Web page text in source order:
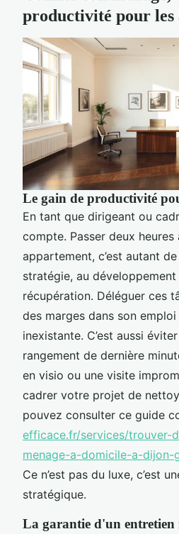
productivité pour les
Le gain de productivité
En tant que dirigeant ou
compte. Passer deux
appartement, c’est autant
stratégie, au
récupération. Déléguer ces
des marges dans son
inexistante. C’est aussi
rangement de dernière
en visio ou une visite
cadrer votre projet de
pouvez consulter ce guide
efficace.fr/services/trouver-
menage-a-domicile-a-dijon-
Ce n’est pas du luxe, c’est
stratégique.
La garantie d'un entretien